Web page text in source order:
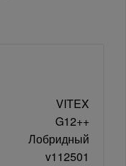
VITEX
G12++
Лобридный
v112501